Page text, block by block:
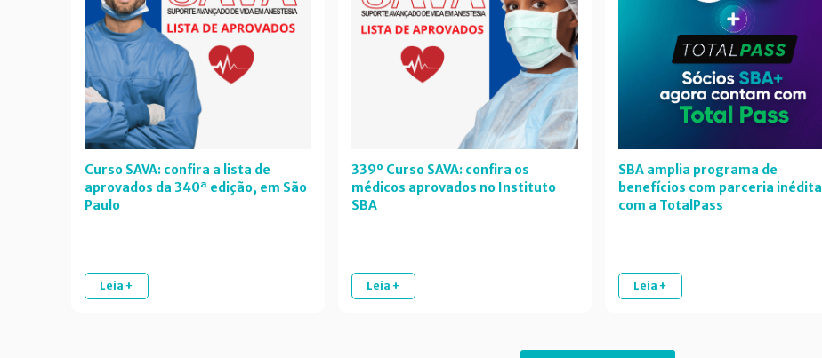
Curso SAVA: confira a lista de
aprovados da 340ª edição, em São
Paulo
Leia +
339º Curso SAVA: confira os
médicos aprovados no Instituto
SBA
Leia +
SBA amplia programa de
benefícios com parceria inédita
com a TotalPass
Leia +